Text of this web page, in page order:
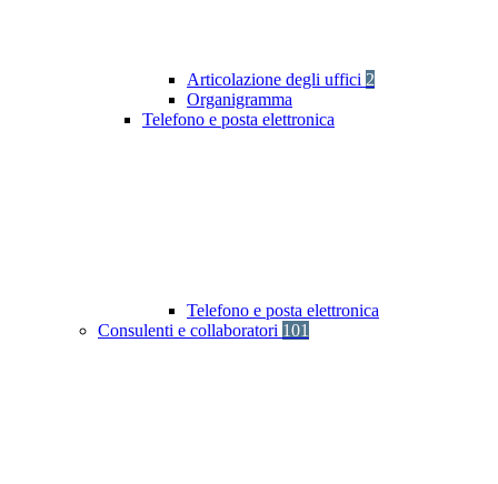
Articolazione degli uffici 2
Organigramma
Telefono e posta elettronica
Telefono e posta elettronica
Consulenti e collaboratori 101